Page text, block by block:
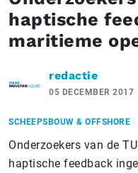
haptische
maritieme
redactie
05 DECEMBER 2017
SCHEEPSBOUW & OFFSHORE
Onderzoekers van de
haptische feedback